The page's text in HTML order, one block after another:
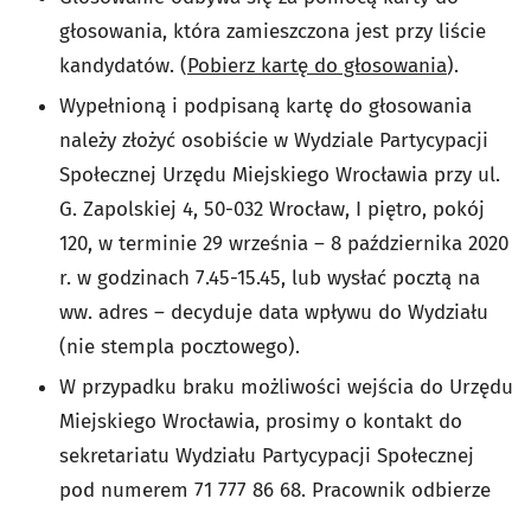
głosowania, która zamieszczona jest przy liście
kandydatów. (Pobierz kartę do głosowania).
Wypełnioną i podpisaną kartę do głosowania
należy złożyć osobiście w Wydziale Partycypacji
Społecznej Urzędu Miejskiego Wrocławia przy ul.
G. Zapolskiej 4, 50-032 Wrocław, I piętro, pokój
120, w terminie 29 września – 8 października 2020
r. w godzinach 7.45-15.45, lub wysłać pocztą na
ww. adres – decyduje data wpływu do Wydziału
(nie stempla pocztowego).
W przypadku braku możliwości wejścia do Urzędu
Miejskiego Wrocławia, prosimy o kontakt do
sekretariatu Wydziału Partycypacji Społecznej
pod numerem 71 777 86 68. Pracownik odbierze